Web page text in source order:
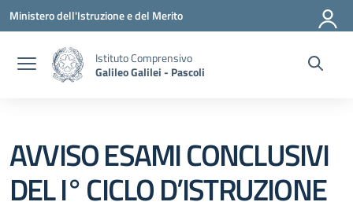
Vai ai contenuti
Vai al menu di navigazione
Vai al footer
Ministero dell'Istruzione e del Merito
Istituto Comprensivo
Galileo Galilei - Pascoli
AVVISO ESAMI CONCLUSIVI
DEL I° CICLO D’ISTRUZIONE